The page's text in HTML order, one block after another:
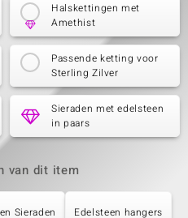
Halskettingen met
Amethist
Passende ketting voor
Sterling Zilver
Sieraden met edelsteen
in paars
van dit item
Sieraden Edelsteen hangers